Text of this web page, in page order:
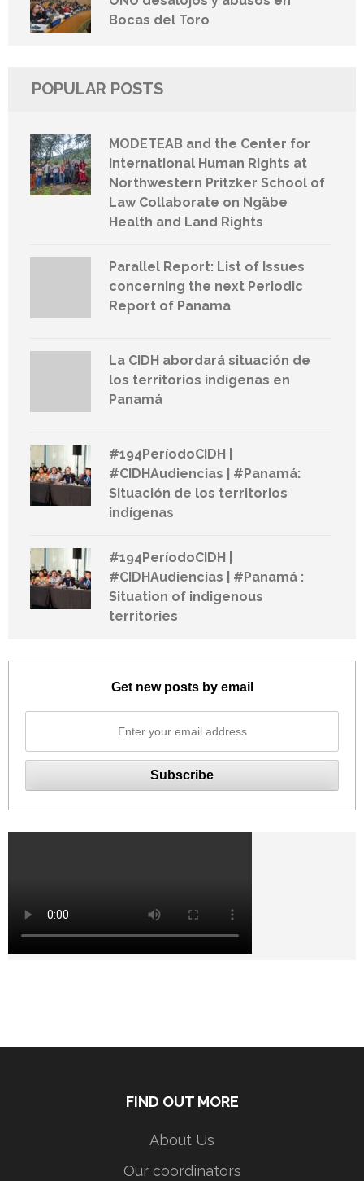
Bocas del Toro
POPULAR POSTS
MODETEAB and the Center for
International Human Rights at
Northwestern Pritzker School of
Law Collaborate on Ngäbe
Health and Land Rights
Parallel Report: List of Issues
concerning the next Periodic
Report of Panama
La CIDH abordará situación de
los territorios indígenas en
Panamá
#194PeríodoCIDH |
#CIDHAudiencias | #Panamá:
Situación de los territorios
indígenas
#194PeríodoCIDH |
#CIDHAudiencias | #Panamá :
Situation of indigenous
territories
Get new posts by email
FIND OUT MORE
About Us
Our coordinators